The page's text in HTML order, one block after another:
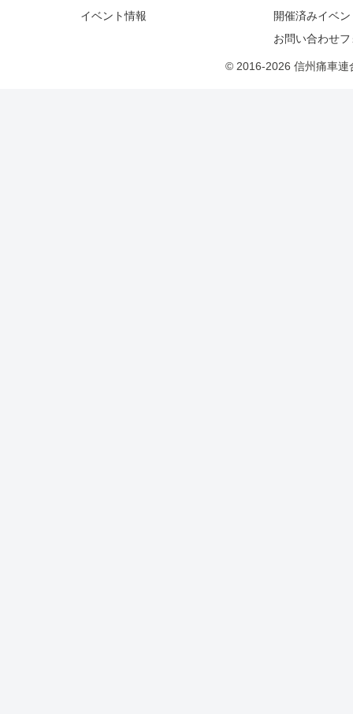
イベント情報
開催済みイベ
お問い合わせ
© 2016-2026 信州痛車連